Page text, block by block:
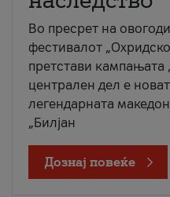
Во пресрет на
фестивалот
претстави кампањата
централен дел е
легендарната
„Билјан
Дознај повеќе